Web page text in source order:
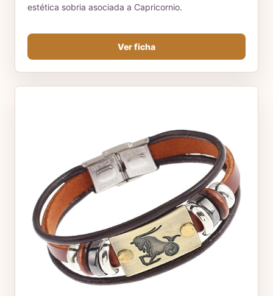
estética sobria asociada a Capricornio.
Ver ficha